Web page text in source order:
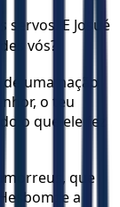
servos. E Josué
vós?
de uma nação
o teu
o que ele fez
que
e a